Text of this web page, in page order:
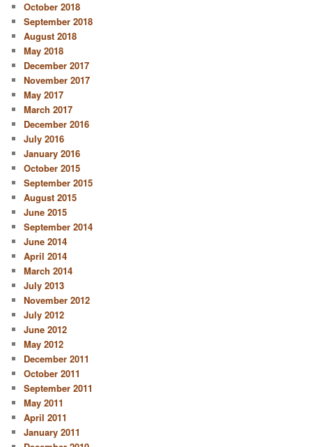
October 2018
September 2018
August 2018
May 2018
December 2017
November 2017
May 2017
March 2017
December 2016
July 2016
January 2016
October 2015
September 2015
August 2015
June 2015
September 2014
June 2014
April 2014
March 2014
July 2013
November 2012
July 2012
June 2012
May 2012
December 2011
October 2011
September 2011
May 2011
April 2011
January 2011